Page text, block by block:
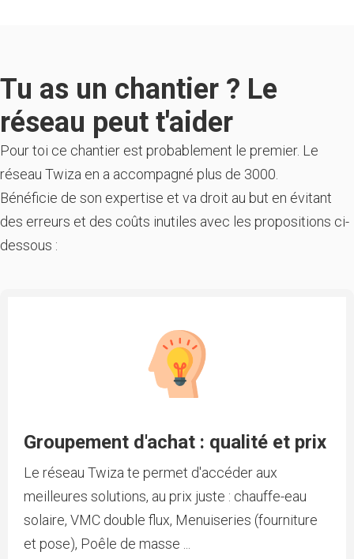
Tu as un chantier ? Le
réseau peut t'aider
Pour toi ce chantier est probablement le premier. Le
réseau Twiza en a accompagné plus de 3000.
Bénéficie de son expertise et va droit au but en évitant
des erreurs et des coûts inutiles avec les propositions ci-
dessous :
Groupement d'achat : qualité et prix
Le réseau Twiza te permet d'accéder aux
meilleures solutions, au prix juste : chauffe-eau
solaire, VMC double flux, Menuiseries (fourniture
et pose), Poêle de masse ...